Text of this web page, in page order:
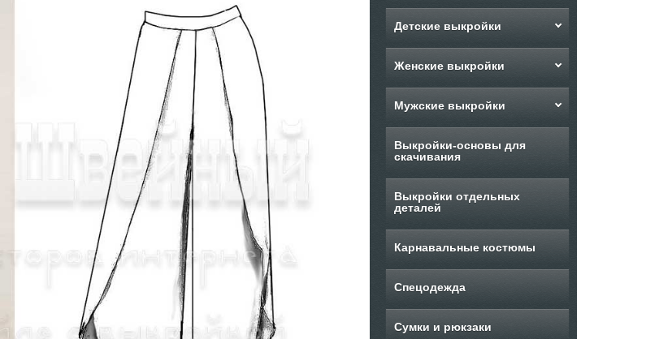
Детские выкройки
Женские выкройки
Мужские выкройки
Выкройки-основы для
скачивания
Выкройки отдельных
деталей
Карнавальные костюмы
Спецодежда
Сумки и рюкзаки